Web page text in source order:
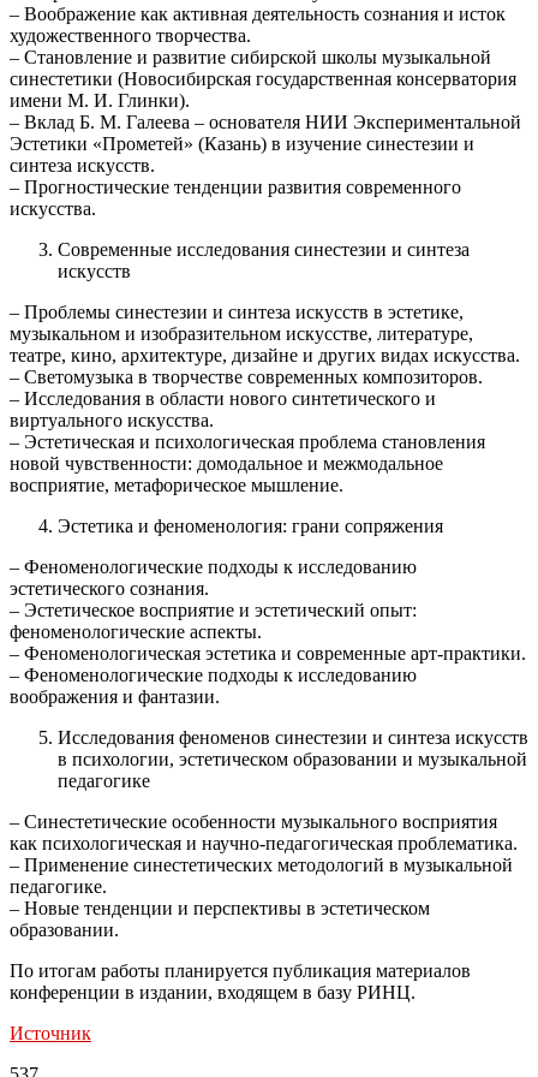
– Воображение как активная деятельность сознания и исток
художественного творчества.
– Становление и развитие сибирской школы музыкальной
синестетики (Новосибирская государственная консерватория
имени М. И. Глинки).
– Вклад Б. М. Галеева – основателя НИИ Экспериментальной
Эстетики «Прометей» (Казань) в изучение синестезии и
синтеза искусств.
– Прогностические тенденции развития современного
искусства.
Современные исследования синестезии и синтеза
искусств
– Проблемы синестезии и синтеза искусств в эстетике,
музыкальном и изобразительном искусстве, литературе,
театре, кино, архитектуре, дизайне и других видах искусства.
– Светомузыка в творчестве современных композиторов.
– Исследования в области нового синтетического и
виртуального искусства.
– Эстетическая и психологическая проблема становления
новой чувственности: домодальное и межмодальное
восприятие, метафорическое мышление.
Эстетика и феноменология: грани сопряжения
– Феноменологические подходы к исследованию
эстетического сознания.
– Эстетическое восприятие и эстетический опыт:
феноменологические аспекты.
– Феноменологическая эстетика и современные арт-практики.
– Феноменологические подходы к исследованию
воображения и фантазии.
Исследования феноменов синестезии и синтеза искусств
в психологии, эстетическом образовании и музыкальной
педагогике
– Cинестетические особенности музыкального восприятия
как психологическая и научно-педагогическая проблематика.
– Применение синестетических методологий в музыкальной
педагогике.
– Новые тенденции и перспективы в эстетическом
образовании.
По итогам работы планируется публикация материалов
конференции в издании, входящем в базу РИНЦ.
Источник